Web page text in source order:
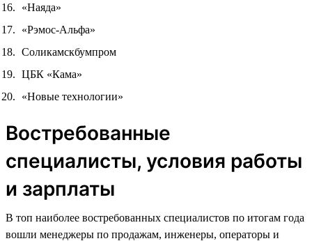
«Наяда»
«Рэмос-Альфа»
Соликамскбумпром
ЦБК «Кама»
«Новые технологии»
Востребованные
специалисты, условия работы
и зарплаты
В топ наиболее востребованных специалистов по итогам года
вошли менеджеры по продажам, инженеры, операторы и